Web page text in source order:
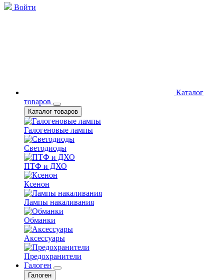
Войти
Каталог
товаров
Каталог товаров
Галогеновые лампы
Светодиоды
ПТФ и ДХО
Ксенон
Лампы накаливания
Обманки
Аксессуары
Предохранители
Галоген
Галоген